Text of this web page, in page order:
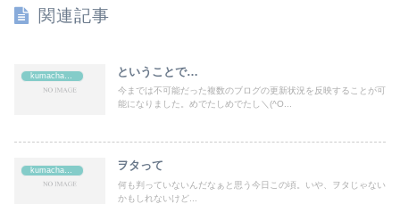
関連記事
ということで…
今までは不可能だった複数のブログの更新状況を反映することが可
能になりました。めでたしめでたし＼(^O...
ヲタって
何も判っていないんだなぁと思う今日この頃。いや、ヲタじゃない
かもしれないけど...